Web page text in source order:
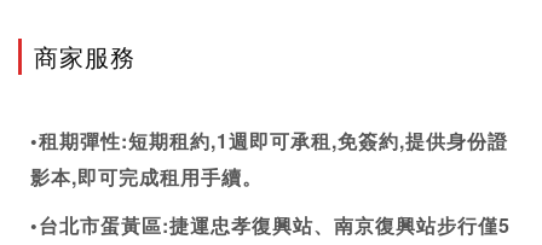
商家服務
•租期彈性:短期租約,1週即可承租,免簽約,提供身份證
影本,即可完成租用手續。
•台北市蛋黃區:捷運忠孝復興站、南京復興站步行僅5